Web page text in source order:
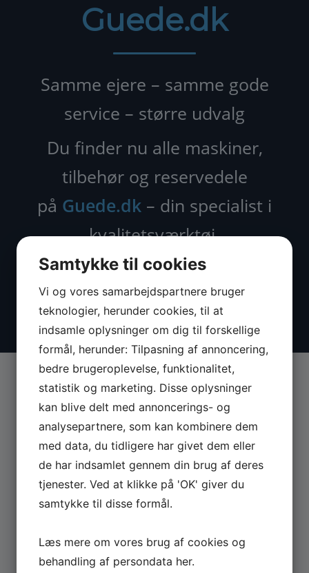
Guede.dk
Samme ejere – samme gode
service – større udvalg
Du finder nu alle maskiner,
tilbehør og reservedele
på Guede.dk – din specialist i
kvalitetsværktøj.
MASKINER
Se hele udvalget af Güde og Rotwerk maskiner
til professionelt brug.
Samtykke til cookies
Vi og vores samarbejdspartnere bruger
teknologier, herunder cookies, til at
indsamle oplysninger om dig til forskellige
formål, herunder: Tilpasning af annoncering,
bedre brugeroplevelse, funktionalitet,
statistik og marketing. Disse oplysninger
kan blive delt med annoncerings- og
analysepartnere, som kan kombinere dem
med data, du tidligere har givet dem eller
de har indsamlet gennem din brug af deres
tjenester. Ved at klikke på 'OK' giver du
samtykke til disse formål.
Læs mere om vores brug af cookies og
behandling af persondata her.